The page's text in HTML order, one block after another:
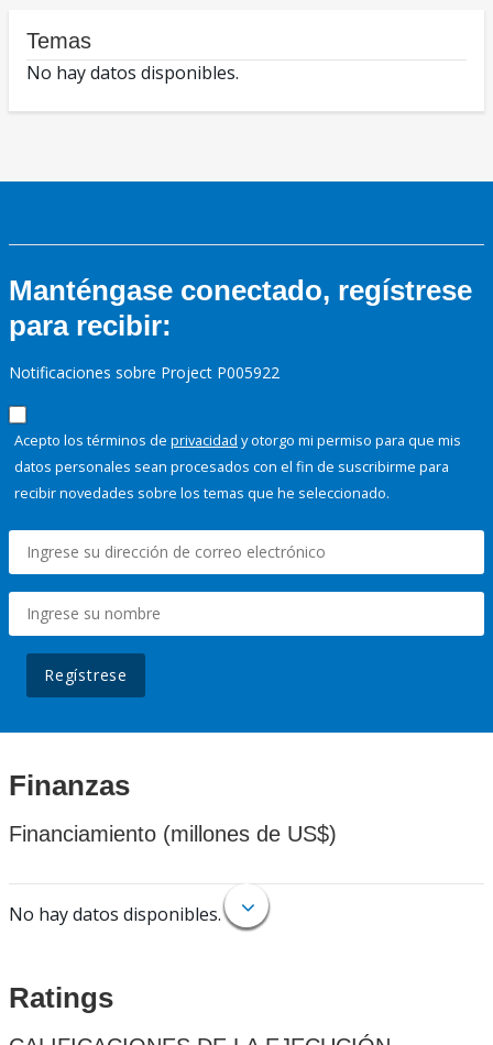
Temas
No hay datos disponibles.
Manténgase conectado, regístrese
para recibir:
Notificaciones sobre Project P005922
Acepto los términos de privacidad y otorgo mi permiso para que mis
datos personales sean procesados con el fin de suscribirme para
recibir novedades sobre los temas que he seleccionado.
Regístrese
Finanzas
Financiamiento (millones de US$)
No hay datos disponibles.
Ratings